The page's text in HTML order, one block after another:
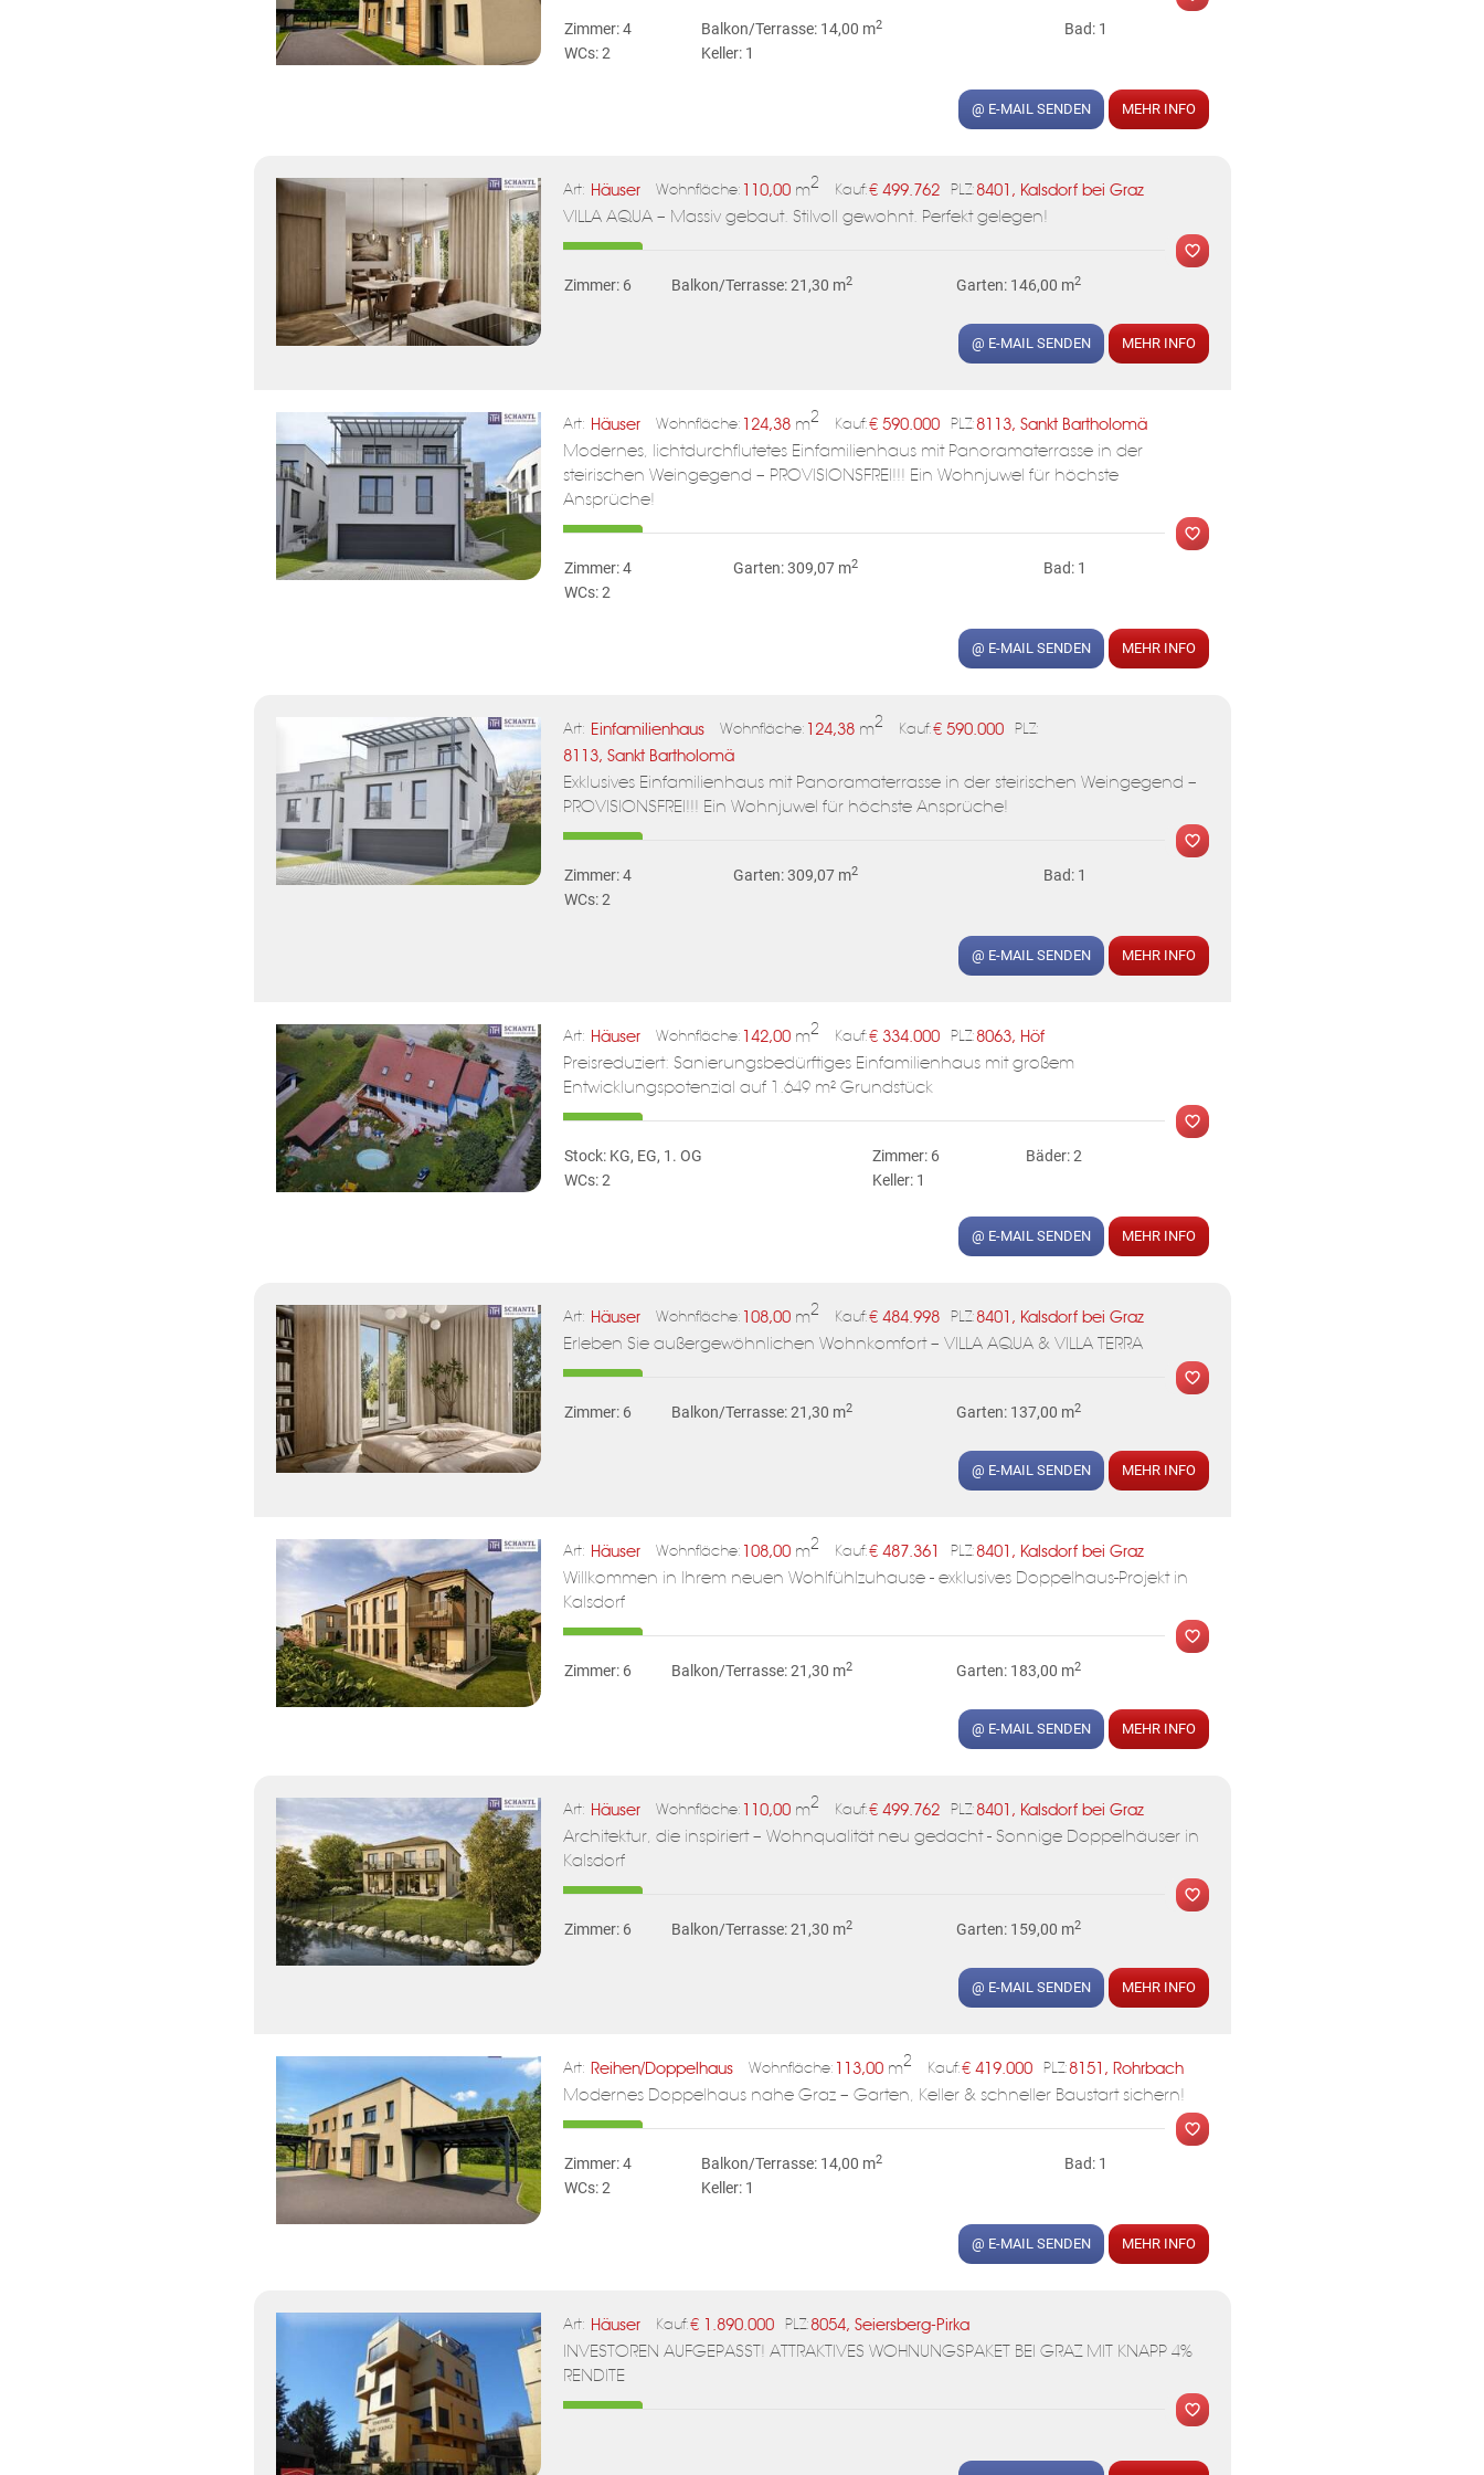
KLIS
Zimmer: 4 Balkon/Terrasse: 14,00 m2
Bad: 1
WCs: 2
Keller: 1
@ E-MAIL SENDEN MEHR INFO
Art: Häuser Wohnfläche: 110,00 m2 Kauf:€ 499.762 PLZ:8401, Kalsdorf bei Graz
VILLA AQUA – Massiv gebaut. Stilvoll gewohnt. Perfekt gelegen!
MER
Zimmer: 6 Balkon/Terrasse: 21,30 m2 Garten: 146,00 m2
@ E-MAIL SENDEN MEHR INFO
Art: Häuser Wohnfläche: 124,38 m2 Kauf:€ 590.000 PLZ:8113, Sankt Bartholomä
Modernes, lichtdurchflutetes Einfamilienhaus mit Panoramaterrasse in der
steirischen Weingegend – PROVISIONSFREI!!! Ein Wohnjuwel für höchste
Ansprüche!
MER
Zimmer: 4 Garten: 309,07 m2
Bad: 1
WCs: 2
@ E-MAIL SENDEN MEHR INFO
Art: Einfamilienhaus Wohnfläche: 124,38 m2 Kauf:€ 590.000 PLZ:
8113, Sankt Bartholomä
Exklusives Einfamilienhaus mit Panoramaterrasse in der steirischen Weingegend –
PROVISIONSFREI!!! Ein Wohnjuwel für höchste Ansprüche!
Zimmer: 4 Garten: 309,07 m2
Bad: 1
WCs: 2
@ E-MAIL SENDEN MEHR INFO
Art: Häuser Wohnfläche: 142,00 m2 Kauf:€ 334.000 PLZ:8063, Höf
Preisreduziert: Sanierungsbedürftiges Einfamilienhaus mit großem
Entwicklungspotenzial auf 1.649 m² Grundstück
Stock: KG, EG, 1. OG Zimmer: 6
Bäder: 2
WCs: 2
Keller: 1
@ E-MAIL SENDEN MEHR INFO
Art: Häuser Wohnfläche: 108,00 m2 Kauf:€ 484.998 PLZ:8401, Kalsdorf bei Graz
Erleben Sie außergewöhnlichen Wohnkomfort – VILLA AQUA & VILLA TERRA
MER
Zimmer: 6 Balkon/Terrasse: 21,30 m2 Garten: 137,00 m2
@ E-MAIL SENDEN MEHR INFO
Art: Häuser Wohnfläche: 108,00 m2 Kauf:€ 487.361 PLZ:8401, Kalsdorf bei Graz
Willkommen in Ihrem neuen Wohlfühlzuhause - exklusives Doppelhaus-Projekt in
Kalsdorf
Zimmer: 6 Balkon/Terrasse: 21,30 m2 Garten: 183,00 m2
@ E-MAIL SENDEN MEHR INFO
Art: Häuser Wohnfläche: 110,00 m2 Kauf:€ 499.762 PLZ:8401, Kalsdorf bei Graz
Architektur, die inspiriert – Wohnqualität neu gedacht - Sonnige Doppelhäuser in
Kalsdorf
Zimmer: 6 Balkon/Terrasse: 21,30 m2 Garten: 159,00 m2
@ E-MAIL SENDEN MEHR INFO
Art: Reihen/Doppelhaus Wohnfläche: 113,00 m2 Kauf:€ 419.000 PLZ:8151, Rohrbach
Modernes Doppelhaus nahe Graz – Garten, Keller & schneller Baustart sichern!
Zimmer: 4 Balkon/Terrasse: 14,00 m2
Bad: 1
WCs: 2
Keller: 1
@ E-MAIL SENDEN MEHR INFO
Art: Häuser Kauf:€ 1.890.000 PLZ:8054, Seiersberg-Pirka
INVESTOREN AUFGEPASST! ATTRAKTIVES WOHNUNGSPAKET BEI GRAZ MIT KNAPP 4%
RENDITE